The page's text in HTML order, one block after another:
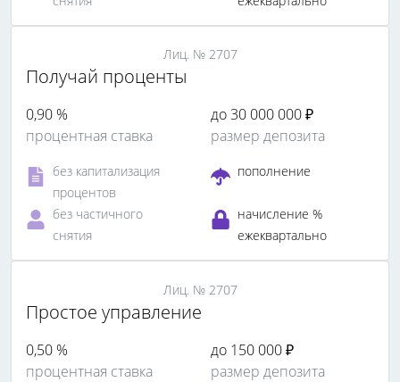
Лиц. № 2707
Получай проценты
0,90 %
процентная ставка
до 30 000 000 ₽
размер депозита
без капитализация
процентов
пополнение
без частичного
снятия
начисление %
ежеквартально
Лиц. № 2707
Простое управление
0,50 %
процентная ставка
до 150 000 ₽
размер депозита